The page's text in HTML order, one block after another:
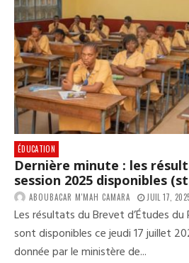
ÉDUCATION
Dernière minute : les
session 2025 disponibles
ABOUBACAR M'MAH CAMARA JUIL 17,
Les résultats du Brevet d’Études du
sont disponibles ce jeudi 17 juillet
donnée par le ministère de...